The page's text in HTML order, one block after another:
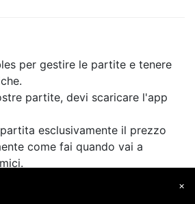
per gestire le partite e tenere
partite, devi scaricare l'app
esclusivamente il prezzo
come fai quando vai a
×